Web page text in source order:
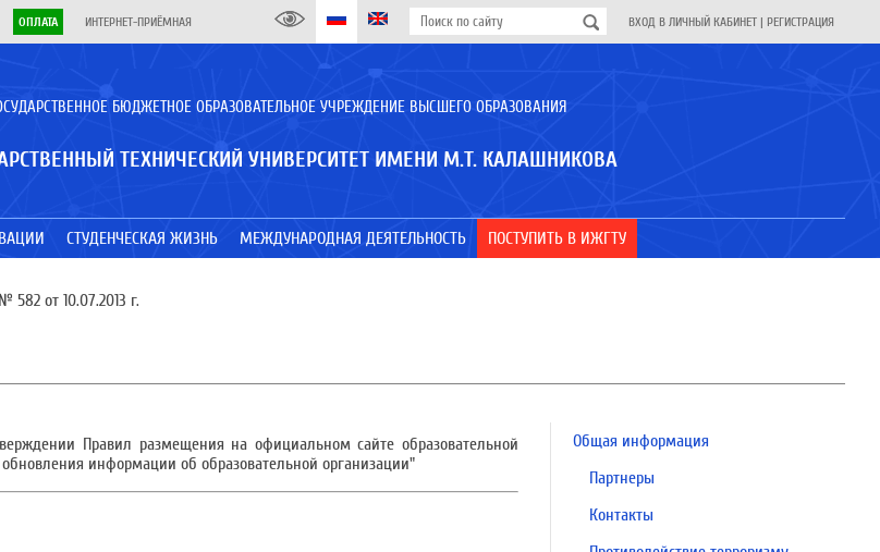
ОПЛАТА ИНТЕРНЕТ-ПРИЁМНАЯ ВХОД В ЛИЧНЫЙ КАБИНЕТ | РЕГИСТРАЦИЯ
БЮДЖЕТНОЕ ОБРАЗОВАТЕЛЬНОЕ УЧРЕЖДЕНИЕ ВЫСШЕГО ОБРАЗОВАНИЯ
ТЕХНИЧЕСКИЙ УНИВЕРСИТЕТ ИМЕНИ М.Т. КАЛАШНИКОВА
СТУДЕНЧЕСКАЯ ЖИЗНЬ МЕЖДУНАРОДНАЯ ДЕЯТЕЛЬНОСТЬ ПОСТУПИТЬ В ИЖГТУ
582 от 10.07.2013 г.
Правил размещения на официальном сайте образовательной
информации об образовательной организации"
Общая информация
Партнеры
Контакты